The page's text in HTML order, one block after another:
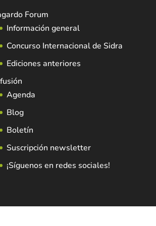
Forum
Información general
Concurso Internacional de Sidra
Ediciones anteriores
Agenda
Blog
Boletín
Suscripción newsletter
¡Síguenos en redes sociales!